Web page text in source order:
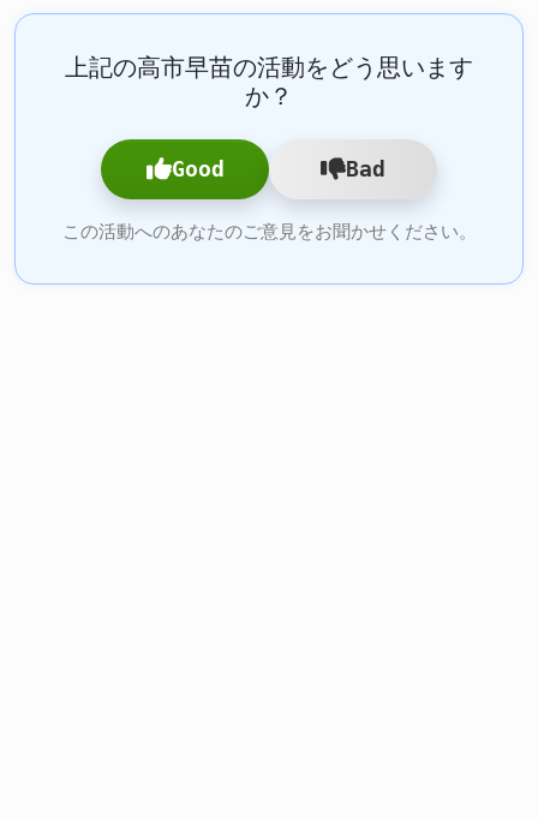
上記の高市早苗の活動をどう思います
か？
Good Bad
この活動へのあなたのご意見をお聞かせください。